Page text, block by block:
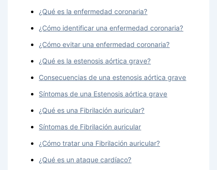
¿Qué es la enfermedad coronaria?
¿Cómo identificar una enfermedad coronaria?
¿Cómo evitar una enfermedad coronaria?
¿Qué es la estenosis aórtica grave?
Consecuencias de una estenosis aórtica grave
Síntomas de una Estenosis aórtica grave
¿Qué es una Fibrilación auricular?
Síntomas de Fibrilación auricular
¿Cómo tratar una Fibrilación auricular?
¿Qué es un ataque cardíaco?